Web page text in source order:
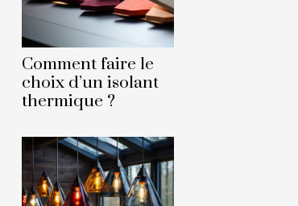
Comment faire le
choix d’un isolant
thermique ?